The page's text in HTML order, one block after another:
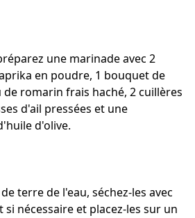
une marinade avec 2
en poudre, 1 bouquet de
de romarin frais haché, 2 cuillères
d'ail pressées et une
d'olive.
terre de l'eau, séchez-les avec
nécessaire et placez-les sur un